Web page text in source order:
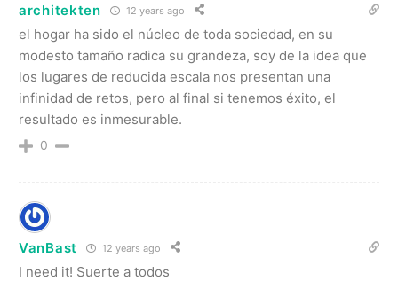
architekten 12 years ago
el hogar ha sido el núcleo de toda sociedad, en su
modesto tamaño radica su grandeza, soy de la idea que
los lugares de reducida escala nos presentan una
infinidad de retos, pero al final si tenemos éxito, el
resultado es inmesurable.
0
VanBast 12 years ago
I need it! Suerte a todos